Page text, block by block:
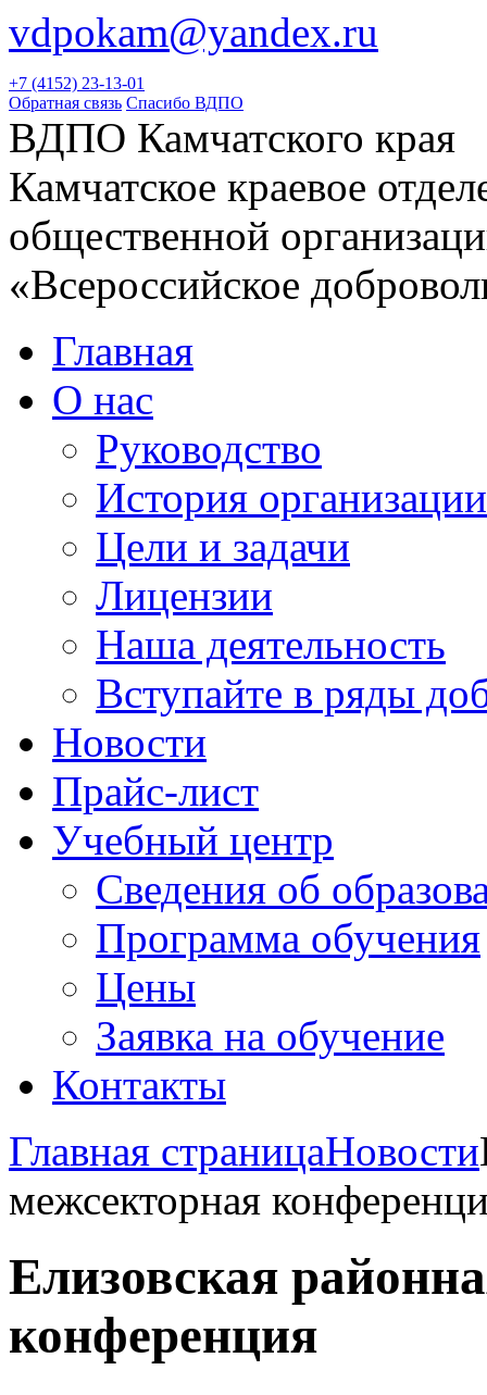
vdpokam@yandex.ru
+7 (4152) 23-13-01
Обратная связь Спасибо ВДПО
ВДПО Камчатского края
Камчатское краевое
общественной
«Всероссийское
Главная
О нас
Руководство
История организации
Цели и задачи
Лицензии
Наша деятельность
Вступайте в ряды
Новости
Прайс-лист
Учебный центр
Сведения об
Программа обучения
Цены
Заявка на обучение
Контакты
Главная страницаНовости
межсекторная
Елизовская
конференция